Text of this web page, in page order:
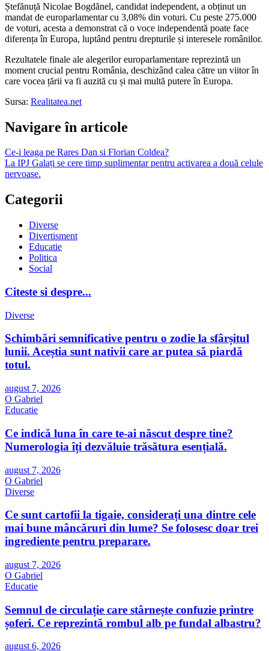
Ștefănuță Nicolae Bogdănel, candidat independent, a obținut un
mandat de europarlamentar cu 3,08% din voturi. Cu peste 275.000
de voturi, acesta a demonstrat că o voce independentă poate face
diferența în Europa, luptând pentru drepturile și interesele românilor.
Rezultatele finale ale alegerilor europarlamentare reprezintă un
moment crucial pentru România, deschizând calea către un viitor în
care vocea țării va fi auzită cu și mai multă putere în Europa.
Sursa: Realitatea.net
Navigare în articole
Ce-i leaga pe Rares Dan si Florian Coldea?
La IPJ Galați se cere timp suplimentar pentru activarea a două celule
nervoase.
Categorii
Diverse
Divertisment
Educatie
Politica
Social
Citeste si despre...
Diverse
Schimbări semnificative pentru o zodie la sfârșitul
lunii. Aceștia sunt nativii care ar putea să piardă
totul.
august 7, 2026
O Gabriel
Educatie
Ce indică luna în care te-ai născut despre tine?
Numerologia îți dezvăluie trăsătura esențială.
august 7, 2026
O Gabriel
Diverse
Ce sunt cartofii la tigaie, considerați una dintre cele
mai bune mâncăruri din lume? Se folosesc doar trei
ingrediente pentru preparare.
august 7, 2026
O Gabriel
Educatie
Semnul de circulație care stârnește confuzie printre
șoferi. Ce reprezintă rombul alb pe fundal albastru?
august 6, 2026